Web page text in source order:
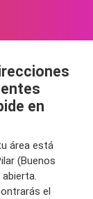
en
área está
(Buenos
el